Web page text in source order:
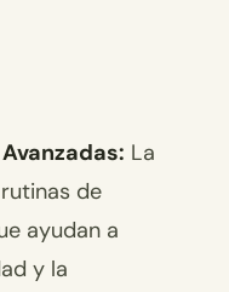
La
de
ayudan a
y la